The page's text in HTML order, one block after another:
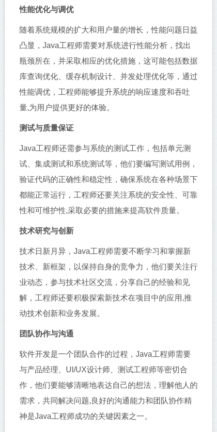
性能优化与调优
随着系统规模的扩大和用户量的增长，性能问题日益
凸显，Java工程师需要对系统进行性能分析，找出
瓶颈所在，并采取相应的优化措施，这可能包括数据
库查询优化、缓存机制设计、并发处理优化等，通过
性能调优，工程师能够提升系统的响应速度和吞吐
量,为用户提供更好的体验。
测试与质量保证
Java工程师还需参与系统的测试工作，包括单元测
试、集成测试和系统测试等，他们要编写测试用例，
验证代码的正确性和稳定性，确保系统在各种场景下
都能正常运行，工程师还要关注系统的安全性、可靠
性和可维护性,采取必要的措施来提高软件质量。
技术研究与创新
技术日新月异，Java工程师需要不断学习和掌握新
技术、新框架，以保持自身的竞争力，他们要关注行
业动态，参与技术社区交流，分享自己的经验和见
解，工程师还要积极探索新技术在项目中的应用,推
动技术创新和业务发展。
团队协作与沟通
软件开发是一个团队合作的过程，Java工程师需要
与产品经理、UI/UX设计师、测试工程师等密切合
作，他们要能够清晰地表达自己的想法，理解他人的
需求，共同解决问题,良好的沟通能力和团队协作精
神是Java工程师成功的关键因素之一。